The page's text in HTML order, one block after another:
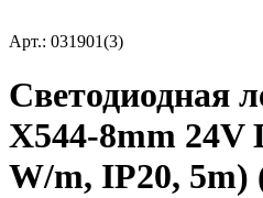
Арт.: 031901(3)
Светодиодная
X544-8mm 24V
W/m, IP20,